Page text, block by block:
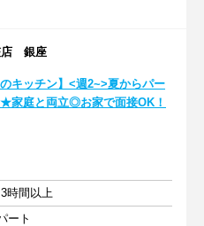
店 銀座
のキッチン】<週2~>夏からパー
★家庭と両立◎お家で面接OK！
時間以上
ート